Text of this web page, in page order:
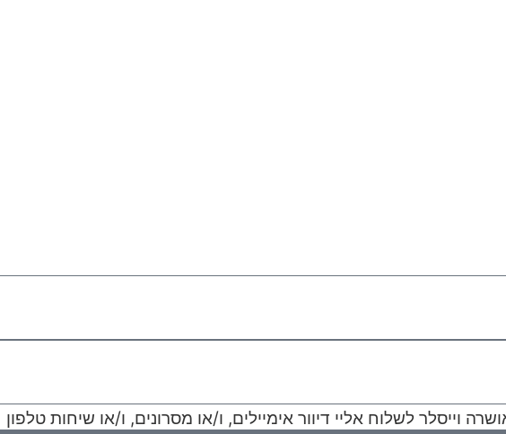
וייסלר לשלוח אליי דיוור אימיילים, ו/או מסרונים, ו/או שיחות טלפון